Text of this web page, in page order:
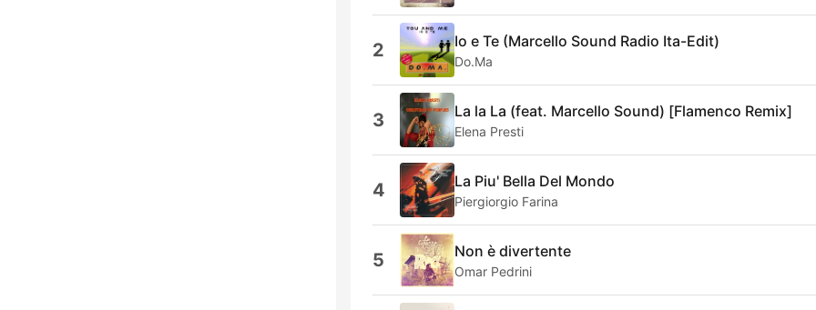
2 Io e Te (Marcello Sound Radio Ita-Edit)
Do.Ma
3 La la La (feat. Marcello Sound) [Flamenco Remix]
Elena Presti
4 La Piu' Bella Del Mondo
Piergiorgio Farina
5 Non è divertente
Omar Pedrini